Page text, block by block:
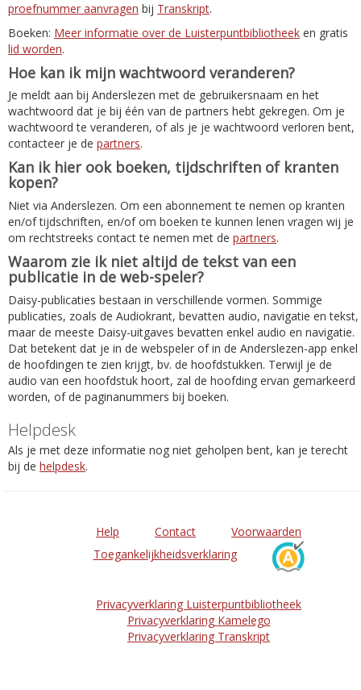
proefnummer aanvragen bij Transkript.
Boeken: Meer informatie over de Luisterpuntbibliotheek en gratis
lid worden.
Hoe kan ik mijn wachtwoord veranderen?
Je meldt aan bij Anderslezen met de gebruikersnaam en het
wachtwoord dat je bij één van de partners hebt gekregen. Om je
wachtwoord te veranderen, of als je je wachtwoord verloren bent,
contacteer je de partners.
Kan ik hier ook boeken, tijdschriften of kranten
kopen?
Niet via Anderslezen. Om een abonnement te nemen op kranten
en/of tijdschriften, en/of om boeken te kunnen lenen vragen wij je
om rechtstreeks contact te nemen met de partners.
Waarom zie ik niet altijd de tekst van een
publicatie in de web-speler?
Daisy-publicaties bestaan in verschillende vormen. Sommige
publicaties, zoals de Audiokrant, bevatten audio, navigatie en tekst,
maar de meeste Daisy-uitgaves bevatten enkel audio en navigatie.
Dat betekent dat je in de webspeler of in de Anderslezen-app enkel
de hoofdingen te zien krijgt, bv. de hoofdstukken. Terwijl je de
audio van een hoofdstuk hoort, zal de hoofding ervan gemarkeerd
worden, of de paginanummers bij boeken.
Helpdesk
Als je met deze informatie nog niet geholpen bent, kan je terecht
bij de helpdesk.
Help Contact
Voorwaarden
Toegankelijkheidsverklaring
Privacyverklaring Luisterpuntbibliotheek
Privacyverklaring Kamelego
Privacyverklaring Transkript